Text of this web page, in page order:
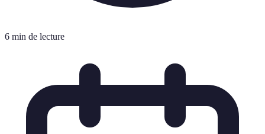
6 min de lecture